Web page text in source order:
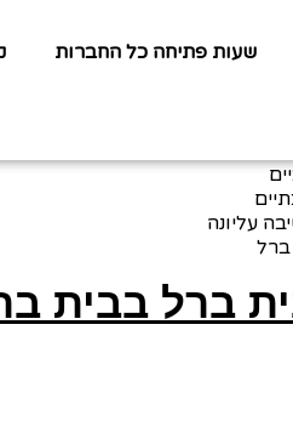
שעות פתיחה כל החברות
עליונה
ברל בבית